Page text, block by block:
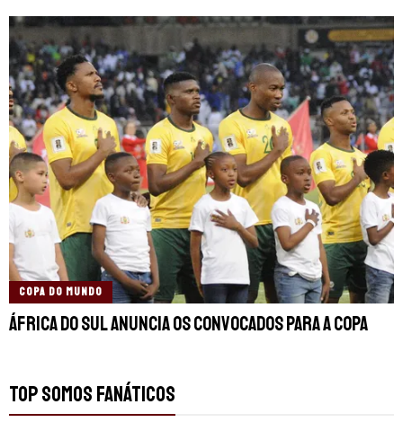
COPA DO MUNDO
África do Sul anuncia os convocados para a Copa
TOP SOMOS FANÁTICOS